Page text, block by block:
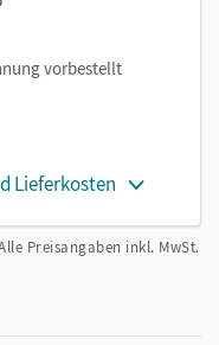
unterschiedlichen
vorbestellt
Lieferkosten
Preisangaben inkl. MwSt.